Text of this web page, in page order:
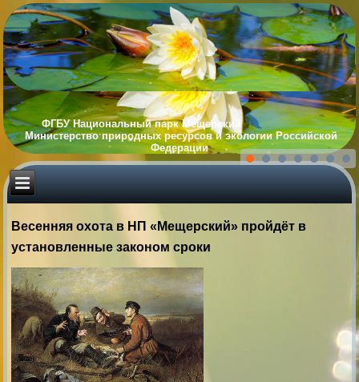
ФГБУ Национальный парк Мещерский
Министерство природных ресурсов и экологии Российской
Федерации
Весенняя охота в НП «Мещерский» пройдёт в
установленные законом сроки